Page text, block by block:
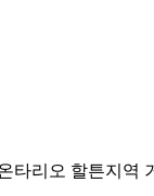
타리오 할튼지역